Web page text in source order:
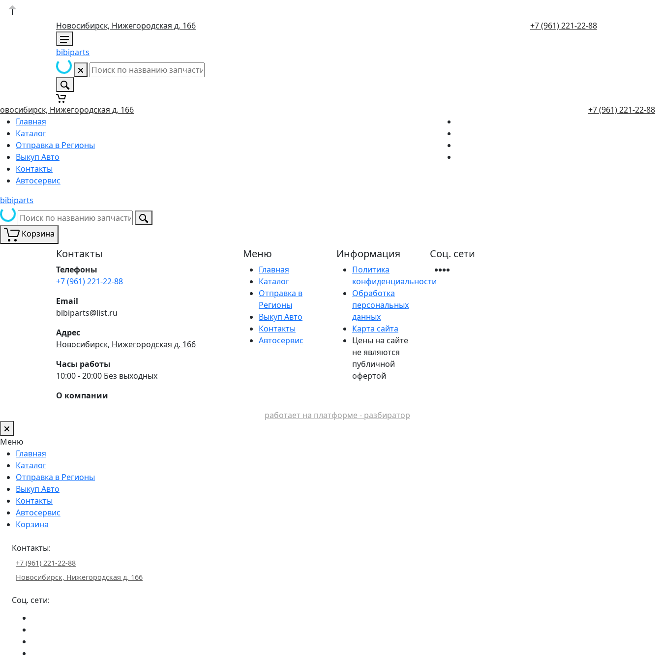
Новосибирск, Нижегородская д. 166 +7 (961) 221-22-88
bibiparts
Нижегородская д. 166
+7 (961) 221-22-88
Главная
Каталог
Отправка в Регионы
Выкуп Авто
Контакты
Автосервис
bibiparts
Корзина
Контакты
Телефоны
+7 (961) 221-22-88
Email
bibiparts@list.ru
Адрес
Новосибирск, Нижегородская д. 166
Часы работы
10:00 - 20:00 Без выходных
О компании
Меню
Главная
Каталог
Отправка в
Регионы
Выкуп Авто
Контакты
Автосервис
Информация
Политика
конфиденциальности
Обработка
персональных
данных
Карта сайта
Цены на сайте
не являются
публичной
офертой
Соц. сети
работает на платформе - разбиратор
Меню
Главная
Каталог
Отправка в Регионы
Выкуп Авто
Контакты
Автосервис
Корзина
Контакты:
+7 (961) 221-22-88
Новосибирск, Нижегородская д. 166
Соц. сети: